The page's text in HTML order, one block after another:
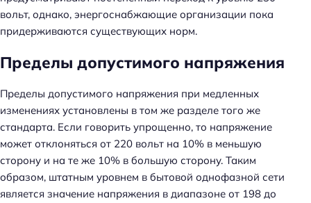
вольт, однако, энергоснабжающие организации пока
придерживаются существующих норм.
Пределы допустимого напряжения
Пределы допустимого напряжения при медленных
изменениях установлены в том же разделе того же
стандарта. Если говорить упрощенно, то напряжение
может отклоняться от 220 вольт на 10% в меньшую
сторону и на те же 10% в большую сторону. Таким
образом, штатным уровнем в бытовой однофазной сети
является значение напряжения в диапазоне от 198 до